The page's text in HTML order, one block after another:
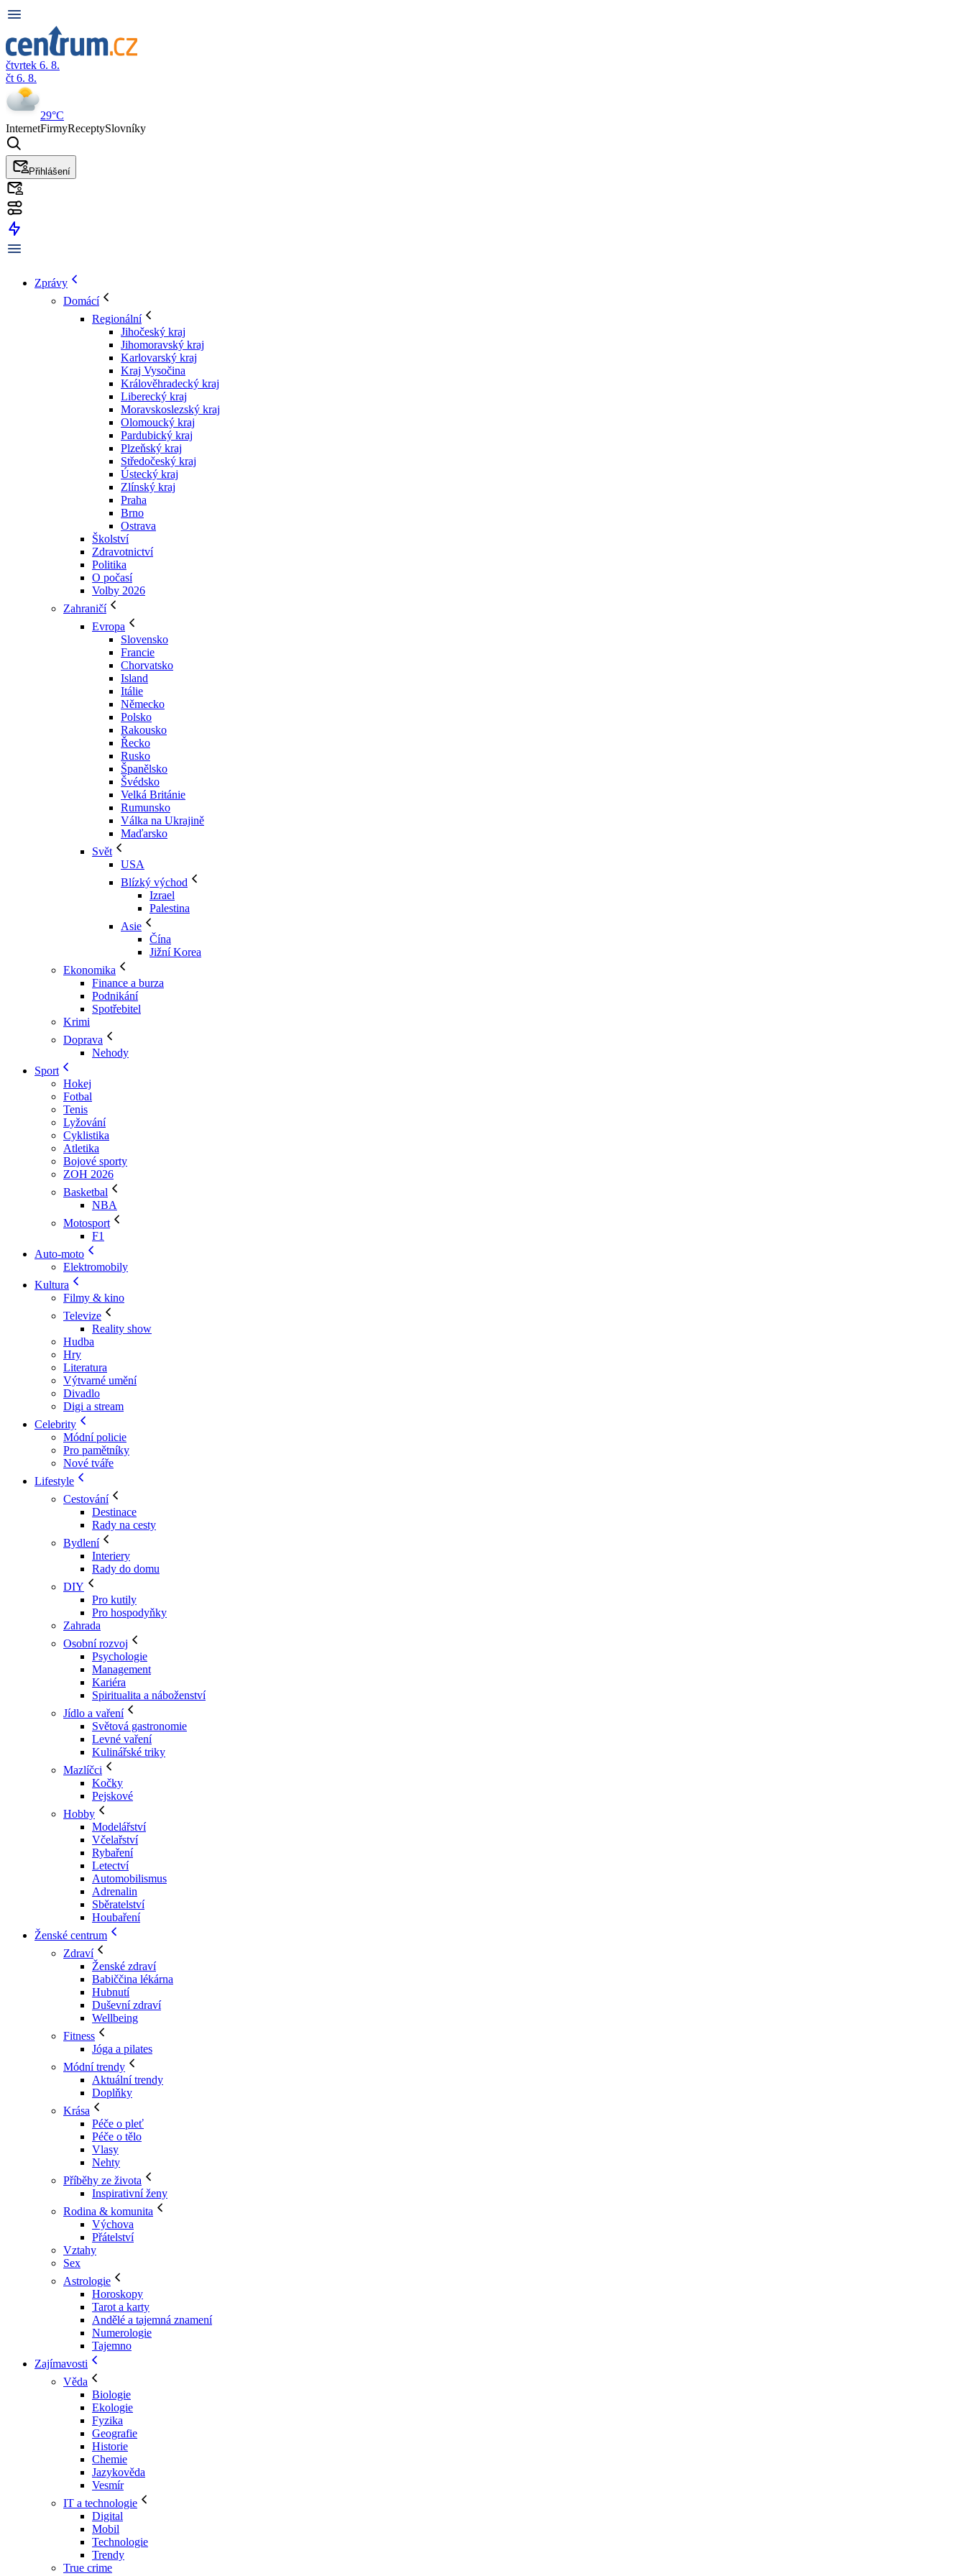
čtvrtek 6. 8.
čt 6. 8.
29°C
InternetFirmyReceptySlovníky
Přihlášení
Zprávy
Domácí
Regionální
Jihočeský kraj
Jihomoravský kraj
Karlovarský kraj
Kraj Vysočina
Králověhradecký kraj
Liberecký kraj
Moravskoslezský kraj
Olomoucký kraj
Pardubický kraj
Plzeňský kraj
Středočeský kraj
Ústecký kraj
Zlínský kraj
Praha
Brno
Ostrava
Školství
Zdravotnictví
Politika
O počasí
Volby 2026
Zahraničí
Evropa
Slovensko
Francie
Chorvatsko
Island
Itálie
Německo
Polsko
Rakousko
Řecko
Rusko
Španělsko
Švédsko
Velká Británie
Rumunsko
Válka na Ukrajině
Maďarsko
Svět
USA
Blízký východ
Izrael
Palestina
Asie
Čína
Jižní Korea
Ekonomika
Finance a burza
Podnikání
Spotřebitel
Krimi
Doprava
Nehody
Sport
Hokej
Fotbal
Tenis
Lyžování
Cyklistika
Atletika
Bojové sporty
ZOH 2026
Basketbal
NBA
Motosport
F1
Auto-moto
Elektromobily
Kultura
Filmy & kino
Televize
Reality show
Hudba
Hry
Literatura
Výtvarné umění
Divadlo
Digi a stream
Celebrity
Módní policie
Pro pamětníky
Nové tváře
Lifestyle
Cestování
Destinace
Rady na cesty
Bydlení
Interiery
Rady do domu
DIY
Pro kutily
Pro hospodyňky
Zahrada
Osobní rozvoj
Psychologie
Management
Kariéra
Spiritualita a náboženství
Jídlo a vaření
Světová gastronomie
Levné vaření
Kulinářské triky
Mazlíčci
Kočky
Pejskové
Hobby
Modelářství
Včelařství
Rybaření
Letectví
Automobilismus
Adrenalin
Sběratelství
Houbaření
Ženské centrum
Zdraví
Ženské zdraví
Babiččina lékárna
Hubnutí
Duševní zdraví
Wellbeing
Fitness
Jóga a pilates
Módní trendy
Aktuální trendy
Doplňky
Krása
Péče o pleť
Péče o tělo
Vlasy
Nehty
Příběhy ze života
Inspirativní ženy
Rodina & komunita
Výchova
Přátelství
Vztahy
Sex
Astrologie
Horoskopy
Tarot a karty
Andělé a tajemná znamení
Numerologie
Tajemno
Zajímavosti
Věda
Biologie
Ekologie
Fyzika
Geografie
Historie
Chemie
Jazykověda
Vesmír
IT a technologie
Digital
Mobil
Technologie
Trendy
True crime